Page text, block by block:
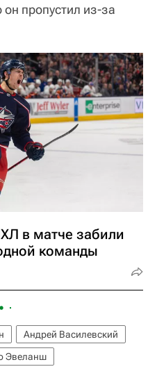
он пропустил из-за
в матче забили
команды
Андрей Василевский
Эвеланш